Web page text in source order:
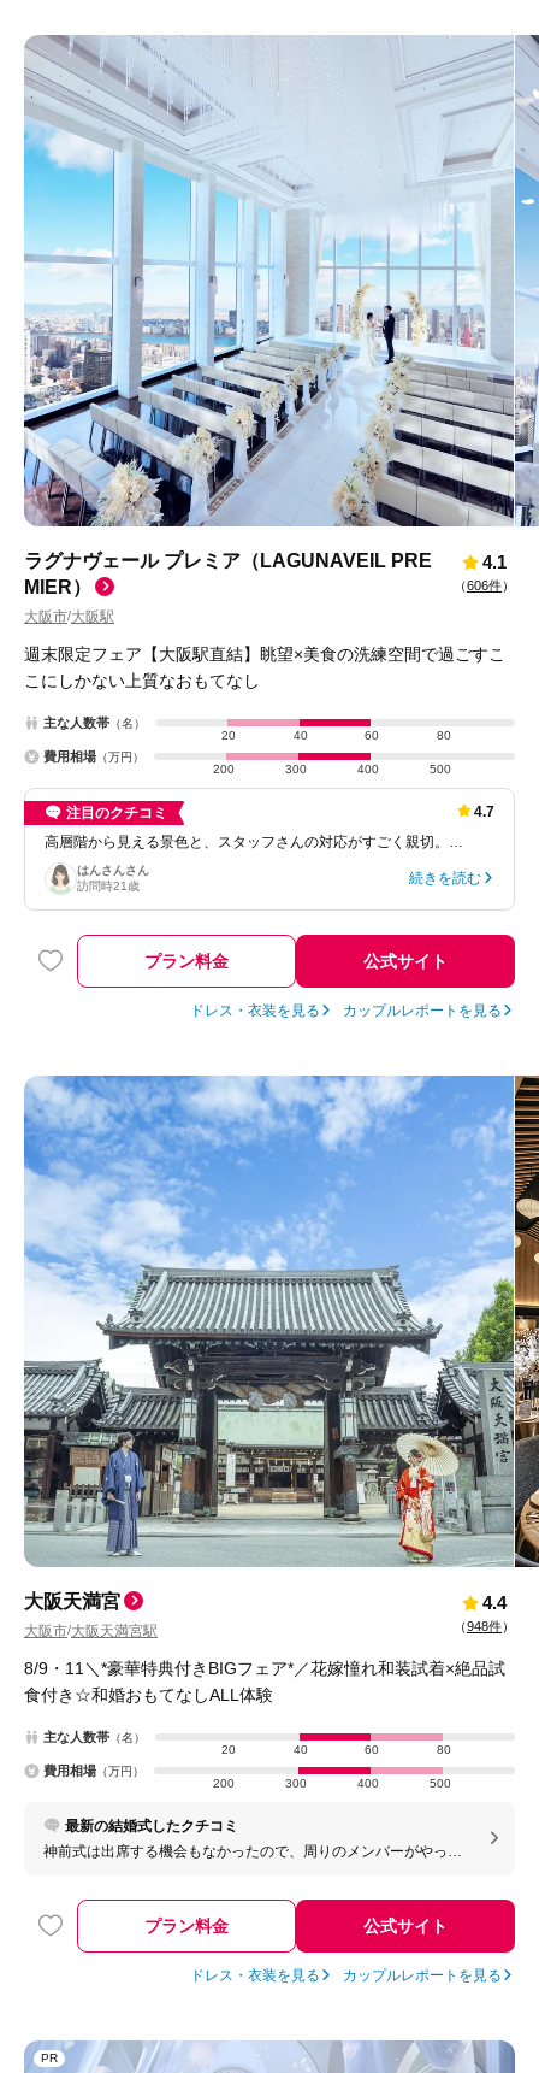
ラグナヴェール プレミア（LAGUNAVEIL PRE
MIER）
大阪市/大阪駅
4.1
（606件）
週末限定フェア【大阪駅直結】眺望×美食の洗練空間で過ごすこ
こにしかない上質なおもてなし
主な人数帯 （名）
20
40 60 80
費用相場 （万円）
200
300 400 500
注目のクチコミ
4.7
高層階から見える景色と、スタッフさんの対応がすごく親切。…
はんさんさん
訪問時21歳 続きを読む
プラン料金 公式サイト
ドレス・衣装を見る カップルレポートを見る
大阪天満宮
大阪市/大阪天満宮駅
4.4
（948件）
8/9・11＼*豪華特典付きBIGフェア*／花嫁憧れ和装試着×絶品試
食付き☆和婚おもてなしALL体験
主な人数帯 （名）
20
40 60 80
費用相場 （万円）
200
300 400 500
最新の結婚式したクチコミ
神前式は出席する機会もなかったので、周りのメンバーがやって
とがとても魅力だと感じる
プラン料金 公式サイト
ドレス・衣装を見る カップルレポートを見る
PR